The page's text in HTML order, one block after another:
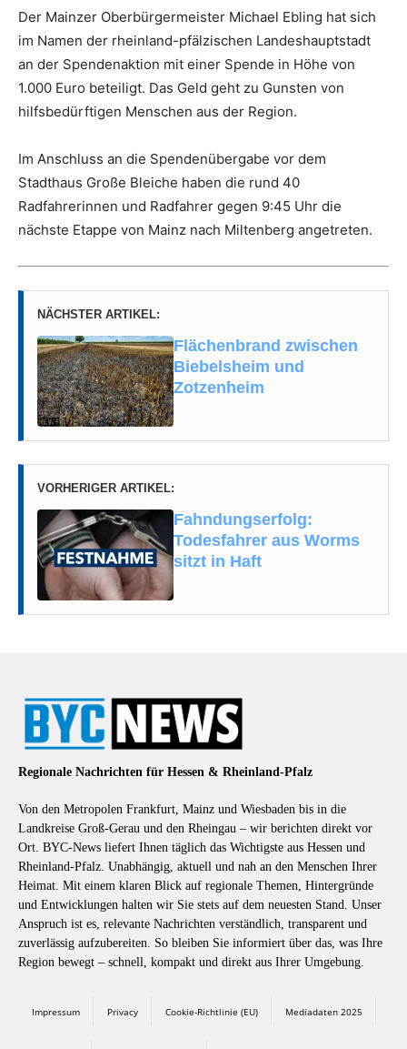
Der Mainzer Oberbürgermeister Michael Ebling hat sich
im Namen der rheinland-pfälzischen Landeshauptstadt
an der Spendenaktion mit einer Spende in Höhe von
1.000 Euro beteiligt. Das Geld geht zu Gunsten von
hilfsbedürftigen Menschen aus der Region.
Im Anschluss an die Spendenübergabe vor dem
Stadthaus Große Bleiche haben die rund 40
Radfahrerinnen und Radfahrer gegen 9:45 Uhr die
nächste Etappe von Mainz nach Miltenberg angetreten.
NÄCHSTER ARTIKEL:
Flächenbrand zwischen
Biebelsheim und
Zotzenheim
VORHERIGER ARTIKEL:
Fahndungserfolg:
Todesfahrer aus Worms
sitzt in Haft
Regionale Nachrichten für Hessen & Rheinland-Pfalz
Von den Metropolen Frankfurt, Mainz und Wiesbaden bis in die
Landkreise Groß-Gerau und den Rheingau – wir berichten direkt vor
Ort. BYC-News liefert Ihnen täglich das Wichtigste aus Hessen und
Rheinland-Pfalz. Unabhängig, aktuell und nah an den Menschen Ihrer
Heimat. Mit einem klaren Blick auf regionale Themen, Hintergründe
und Entwicklungen halten wir Sie stets auf dem neuesten Stand. Unser
Anspruch ist es, relevante Nachrichten verständlich, transparent und
zuverlässig aufzubereiten. So bleiben Sie informiert über das, was Ihre
Region bewegt – schnell, kompakt und direkt aus Ihrer Umgebung.
Impressum Privacy Cookie-Richtlinie (EU) Mediadaten 2025